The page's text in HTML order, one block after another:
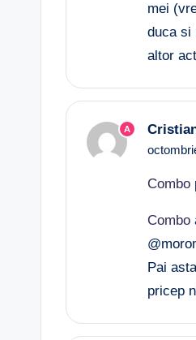
mei
duca si
altor
A
Combo
Combo
Pai
pricep